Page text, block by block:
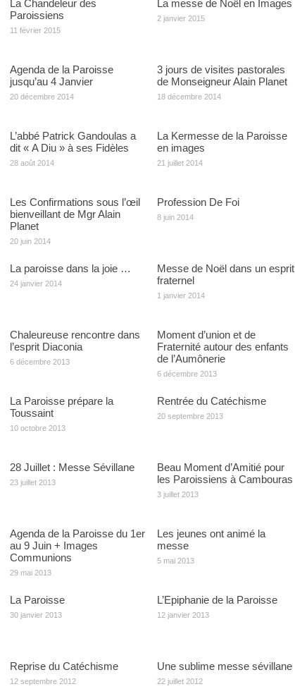
La Chandeleur des
Paroissiens
11 février 2015
La messe de Noël en Images
2 janvier 2015
Agenda de la Paroisse
jusqu’au 4 Janvier
20 décembre 2014
3 jours de visites pastorales
de Monseigneur Alain Planet
18 décembre 2014
L’abbé Patrick Gandoulas a
dit « A Diu » à ses Fidèles
28 août 2014
La Kermesse de la Paroisse
en images
21 juillet 2014
Les Confirmations sous l’œil
bienveillant de Mgr Alain
Planet
20 juin 2014
Profession De Foi
8 juin 2014
La paroisse dans la joie …
24 janvier 2014
Messe de Noël dans un esprit
fraternel
1 janvier 2014
Chaleureuse rencontre dans
l’esprit Diaconia
6 décembre 2013
Moment d’union et de
Fraternité autour des enfants
de l’Aumônerie
6 décembre 2013
La Paroisse prépare la
Toussaint
10 octobre 2013
Rentrée du Catéchisme
20 septembre 2013
28 Juillet : Messe Sévillane
23 juillet 2013
Beau Moment d’Amitié pour
les Paroissiens à Cambouras
3 juillet 2013
Agenda de la Paroisse du 1er
au 9 Juin + Images
Communions
29 mai 2013
Les jeunes ont animé la
messe
5 mai 2013
La Paroisse
30 janvier 2013
L’Epiphanie de la Paroisse
12 janvier 2013
Reprise du Catéchisme
12 septembre 2012
Une sublime messe sévillane
22 juillet 2012